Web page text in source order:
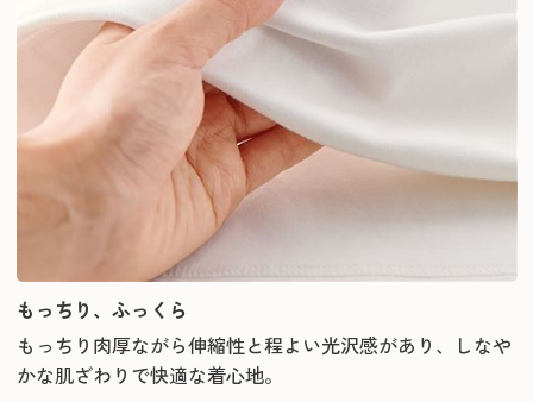
もっちり、ふっくら
もっちり肉厚ながら伸縮性と程よい光沢感があり、しなや
かな肌ざわりで快適な着心地。